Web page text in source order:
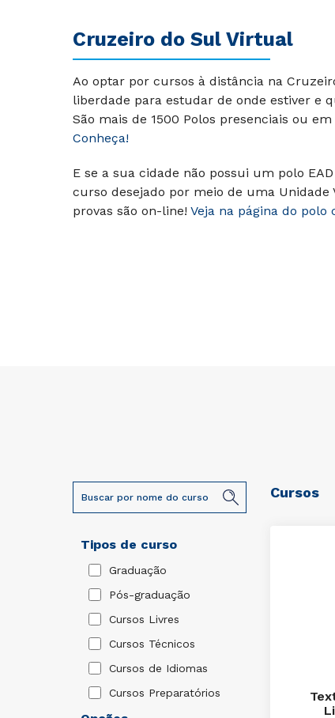
Cruzeiro do Sul Virtual
Ao optar por cursos à distância na
liberdade para estudar de onde estiver e
São mais de 1500 Polos presenciais ou
Conheça!
E se a sua cidade não possui um polo
curso desejado por meio de uma Unidade
provas são on-line! Veja na página do polo
Tipos de curso
Graduação
Pós-graduação
Cursos Livres
Cursos Técnicos
Cursos de Idiomas
Cursos Preparatórios
Cursos